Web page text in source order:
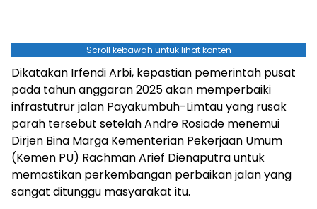
Scroll kebawah untuk lihat konten
Dikatakan Irfendi Arbi, kepastian pemerintah pusat
pada tahun anggaran 2025 akan memperbaiki
infrastutrur jalan Payakumbuh-Limtau yang rusak
parah tersebut setelah Andre Rosiade menemui
Dirjen Bina Marga Kementerian Pekerjaan Umum
(Kemen PU) Rachman Arief Dienaputra untuk
memastikan perkembangan perbaikan jalan yang
sangat ditunggu masyarakat itu.